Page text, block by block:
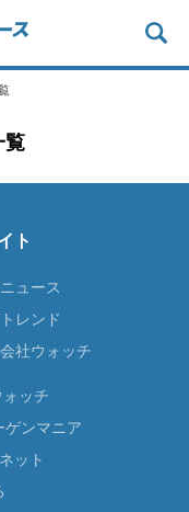
覧
ト
ュース
レンド
社ウォッチ
ッチ
ゲンマニア
ット